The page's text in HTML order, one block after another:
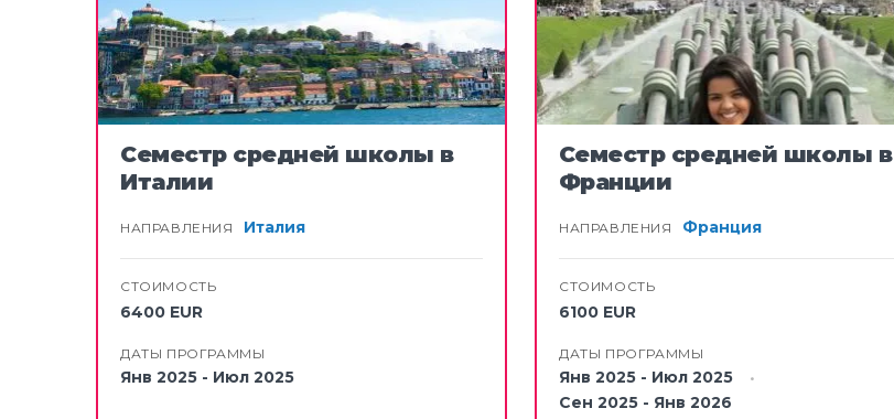
Соединенные Штаты Америки
ЮЖНАЯ АМЕРИКА
Аргентина и Уругвай
Бразилия
Гондурас
Семестр средней школы в
Италии
НАПРАВЛЕНИЯ Италия
СТОИМОСТЬ
6400 EUR
ДАТЫ ПРОГРАММЫ
Янв 2025 - Июл 2025
Семестр средней школы в
Франции
НАПРАВЛЕНИЯ Франция
СТОИМОСТЬ
6100 EUR
ДАТЫ ПРОГРАММЫ
Янв 2025 - Июл 2025
Сен 2025 - Янв 2026